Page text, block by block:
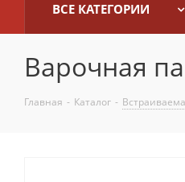
ВСЕ КАТЕГОРИИ
Варочная
Главная - Каталог -